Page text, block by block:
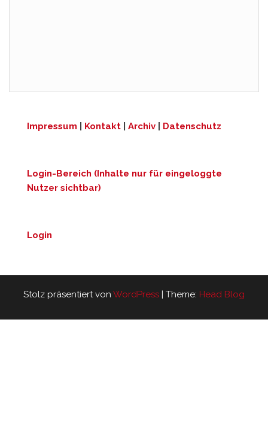
Impressum Kontakt Archiv Datenschutz
Login-Bereich (Inhalte nur für eingeloggte
Nutzer sichtbar)
Login
Stolz präsentiert von WordPress Theme: Head Blog